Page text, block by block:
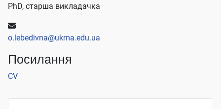
PhD, старша викладачка
Електронна адреса:
o.lebedivna@ukma.edu.ua
Посилання
CV